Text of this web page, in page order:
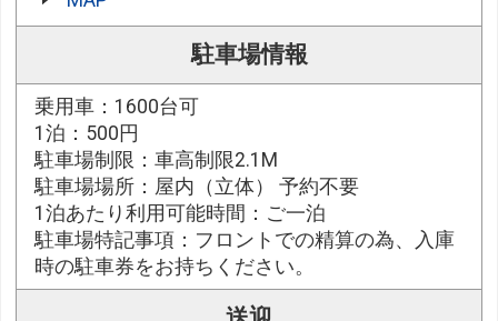
駐車場情報
乗用車：1600台可
1泊：500円
駐車場制限：車高制限2.1M
駐車場場所：屋内（立体） 予約不要
1泊あたり利用可能時間：ご一泊
駐車場特記事項：フロントでの精算の為、入庫
時の駐車券をお持ちください。